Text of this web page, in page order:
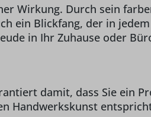
Wirkung. Durch sein
ein Blickfang, der in
in Ihr Zuhause oder
damit, dass Sie ein
Handwerkskunst